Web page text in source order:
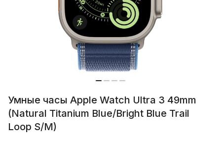
Умные часы Apple Watch Ultra 3 49mm
(Natural Titanium Blue/Bright Blue Trail
Loop S/M)